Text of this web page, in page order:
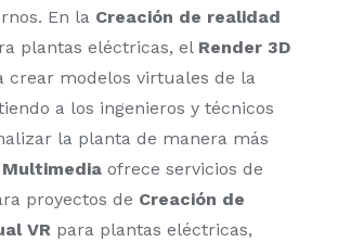
En la Creación de realidad
plantas eléctricas, el Render 3D
crear modelos virtuales de la
a los ingenieros y técnicos
la planta de manera más
Multimedia ofrece servicios de
proyectos de Creación de
VR para plantas eléctricas,